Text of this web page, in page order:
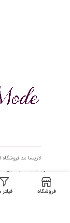
لاریسا مد
دسترسی سریع
- صفحه اصلیفروشگاه فیلتر